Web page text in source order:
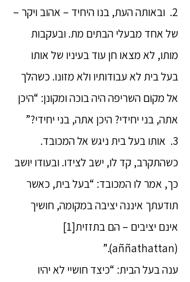
2. ובאותה העת, בנו היחיד – אהוב ויקר –
של אחד מבעלי הבתים מת. ובעקבות
מותו, לא מצאו חן עוד בעיניו של אותו
בעל בית לא עבודותיו ולא מזונו. כשהלך
אל מקום השריפה היה בוכה ומקונן: “היכן
אתה, בני יחידי? היכן אתה, בני יחידי?”
3. אותו בעל בית ניגש אל המכובד.
כשהתקרב, קד לו, ישב לצידו. ובעודו יושב
כך, אמר לו המכובד: “בעל בית, כאשר
תודעתך איננה יציבה במקומה, חושיך
אינם יציבים – הם בתזזית[1]
(aññathattan).”
ענה בעל הבית: “כיצד חושיי לא יהיו